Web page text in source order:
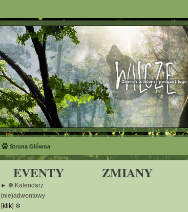
Strona Główna
EVENTY ZMIANY
► ❆ Kalendarz
(nie)adwentowy
{klik} ❆